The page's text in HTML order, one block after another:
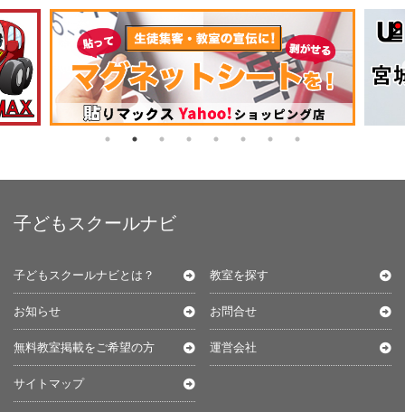
子どもスクールナビ
子どもスクールナビとは？ 教室を探す
お知らせ お問合せ
無料教室掲載をご希望の方 運営会社
サイトマップ